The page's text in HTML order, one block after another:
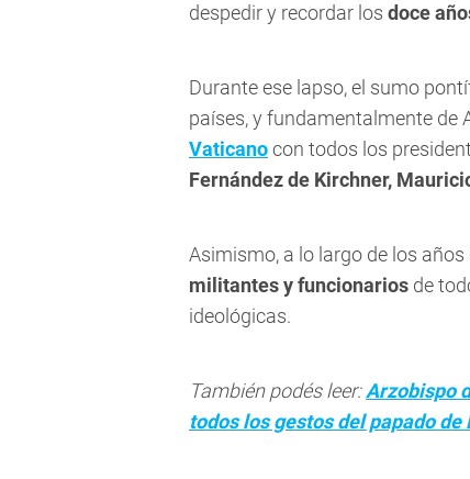
despedir y recordar los doce
Durante ese lapso, el sumo
países, y fundamentalmente de
Vaticanocon todos los
Fernández de Kirchner,
Asimismo, a lo largo de los años
militantes y funcionarios de
ideológicas.
También podés leer:Arzobispo
todos los gestos del papado de